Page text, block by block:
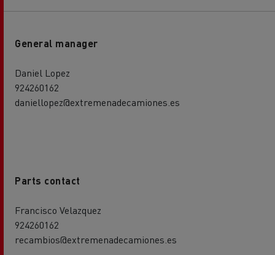
General manager
Daniel Lopez
924260162
daniellopez@extremenadecamiones.es
Parts contact
Francisco Velazquez
924260162
recambios@extremenadecamiones.es